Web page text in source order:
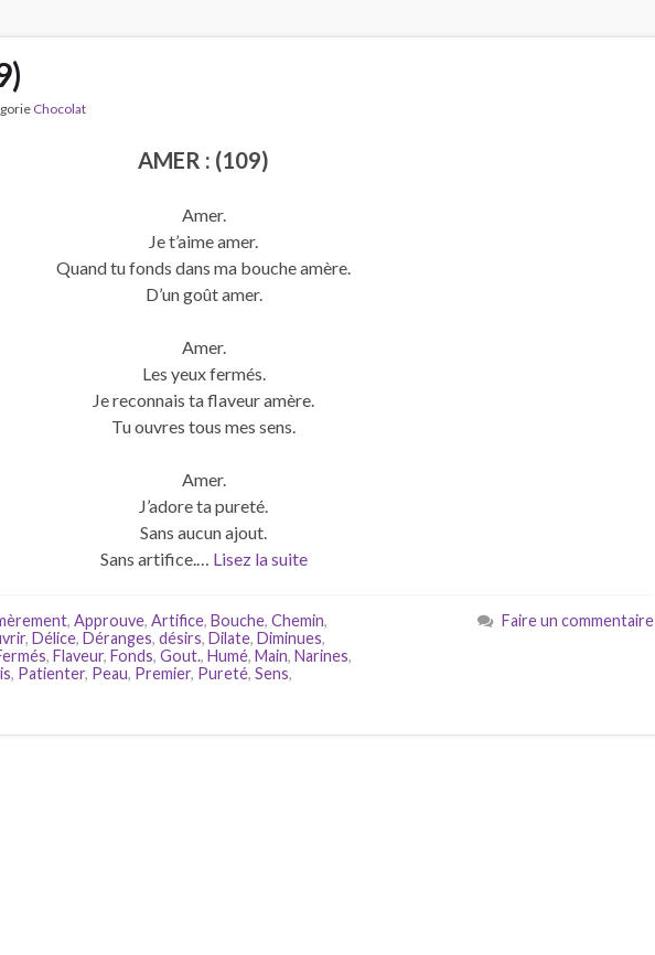
Chocolat
AMER : (109)
Amer.
Je t’aime amer.
Quand tu fonds dans ma bouche amère.
D’un goût amer.
Amer.
Les yeux fermés.
Je reconnais ta flaveur amère.
Tu ouvres tous mes sens.
Amer.
J’adore ta pureté.
Sans aucun ajout.
Sans artifice.… Lisez la suite
, Approuve, Artifice, Bouche, Chemin,
, Délice, Déranges, désirs, Dilate, Diminues,
, Flaveur, Fonds, Gout., Humé, Main, Narines,
, Patienter, Peau, Premier, Pureté, Sens,
Faire un commentaire